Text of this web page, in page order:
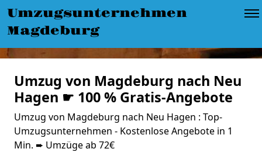
Umzugsunternehmen
Magdeburg
Umzug von Magdeburg nach Neu
Hagen ☛ 100 % Gratis-Angebote
Umzug von Magdeburg nach Neu Hagen : Top-
Umzugsunternehmen - Kostenlose Angebote in 1
Min. ➨ Umzüge ab 72€